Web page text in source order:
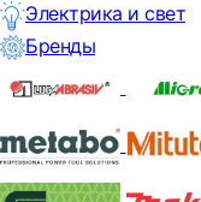
Электрика и свет
Бренды